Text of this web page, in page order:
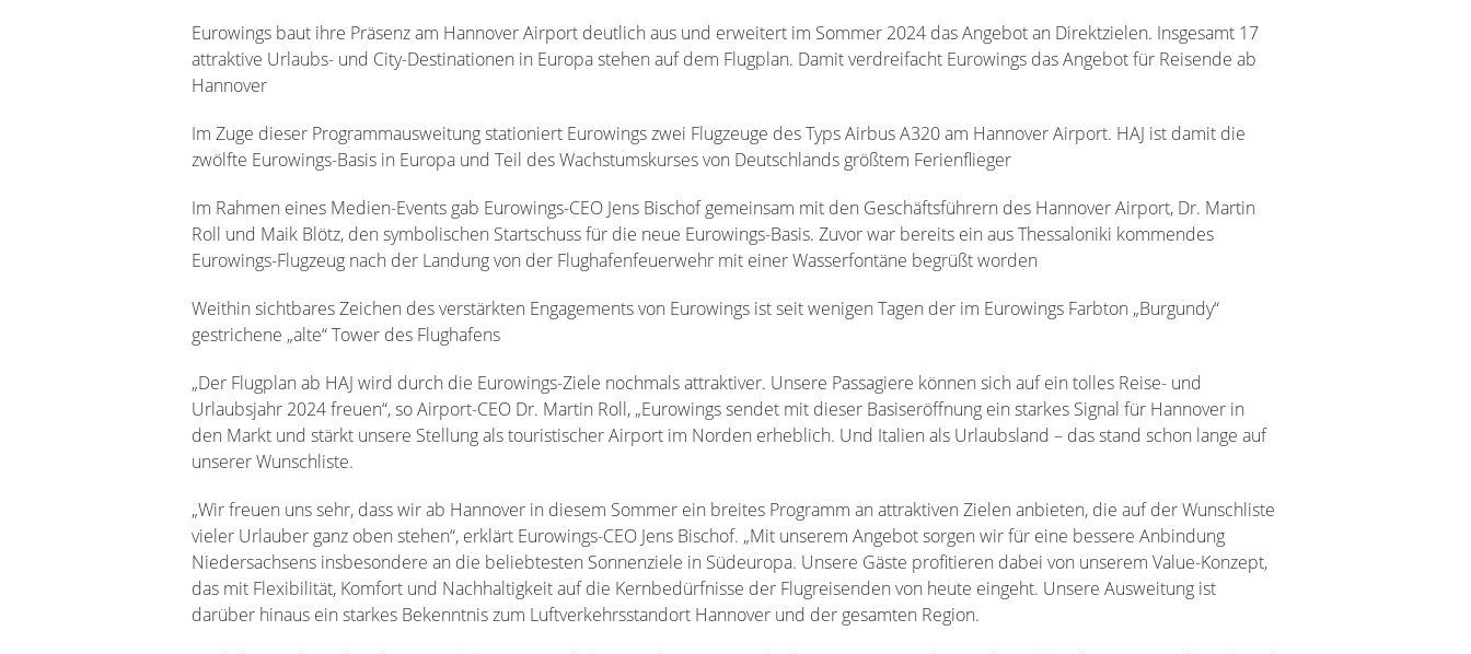
Eurowings baut ihre Präsenz am Hannover Airport deutlich aus und erweitert im Sommer 2024 das Angebot an Direktzielen. Insgesamt 17
attraktive Urlaubs- und City-Destinationen in Europa stehen auf dem Flugplan. Damit verdreifacht Eurowings das Angebot für Reisende ab
Hannover
Im Zuge dieser Programmausweitung stationiert Eurowings zwei Flugzeuge des Typs Airbus A320 am Hannover Airport. HAJ ist damit die
zwölfte Eurowings-Basis in Europa und Teil des Wachstumskurses von Deutschlands größtem Ferienflieger
Im Rahmen eines Medien-Events gab Eurowings-CEO Jens Bischof gemeinsam mit den Geschäftsführern des Hannover Airport, Dr. Martin
Roll und Maik Blötz, den symbolischen Startschuss für die neue Eurowings-Basis. Zuvor war bereits ein aus Thessaloniki kommendes
Eurowings-Flugzeug nach der Landung von der Flughafenfeuerwehr mit einer Wasserfontäne begrüßt worden
Weithin sichtbares Zeichen des verstärkten Engagements von Eurowings ist seit wenigen Tagen der im Eurowings Farbton „Burgundy“
gestrichene „alte“ Tower des Flughafens
„Der Flugplan ab HAJ wird durch die Eurowings-Ziele nochmals attraktiver. Unsere Passagiere können sich auf ein tolles Reise- und
Urlaubsjahr 2024 freuen“, so Airport-CEO Dr. Martin Roll, „Eurowings sendet mit dieser Basiseröffnung ein starkes Signal für Hannover in
den Markt und stärkt unsere Stellung als touristischer Airport im Norden erheblich. Und Italien als Urlaubsland – das stand schon lange auf
unserer Wunschliste.
„Wir freuen uns sehr, dass wir ab Hannover in diesem Sommer ein breites Programm an attraktiven Zielen anbieten, die auf der Wunschliste
vieler Urlauber ganz oben stehen“, erklärt Eurowings-CEO Jens Bischof. „Mit unserem Angebot sorgen wir für eine bessere Anbindung
Niedersachsens insbesondere an die beliebtesten Sonnenziele in Südeuropa. Unsere Gäste profitieren dabei von unserem Value-Konzept,
das mit Flexibilität, Komfort und Nachhaltigkeit auf die Kernbedürfnisse der Flugreisenden von heute eingeht. Unsere Ausweitung ist
darüber hinaus ein starkes Bekenntnis zum Luftverkehrsstandort Hannover und der gesamten Region.